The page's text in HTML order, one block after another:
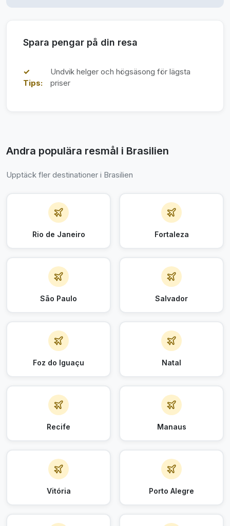
Spara pengar på din resa
✓
Tips:
Undvik helger och högsäsong för lägsta
priser
Andra populära resmål i Brasilien
Upptäck fler destinationer i Brasilien
Rio de Janeiro Fortaleza
São Paulo Salvador
Foz do Iguaçu Natal
Recife Manaus
Vitória Porto Alegre